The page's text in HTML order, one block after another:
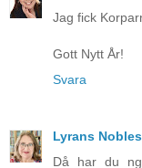
Jag fick
Gott Nytt År!
Svara
Lyrans
Då har du